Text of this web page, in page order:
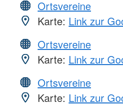
Ortsvereine
Karte: Link zur
Ortsvereine
Karte: Link zur
Ortsvereine
Karte: Link zur